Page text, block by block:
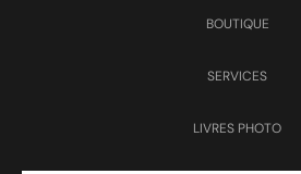
BOUTIQUE
SERVICES
LIVRES PHOTO